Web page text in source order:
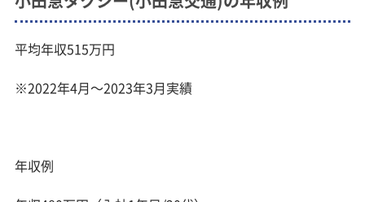
平均年収515万円
※2022年4月～2023年3月実績
年収例